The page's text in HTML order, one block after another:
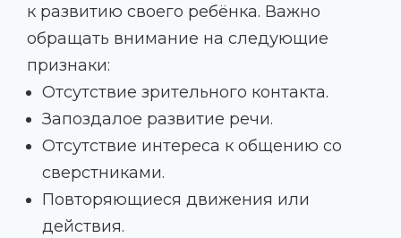
к развитию своего ребёнка. Важно
обращать внимание на следующие
признаки:
Отсутствие зрительного контакта.
Запоздалое развитие речи.
Отсутствие интереса к общению со
сверстниками.
Повторяющиеся движения или
действия.